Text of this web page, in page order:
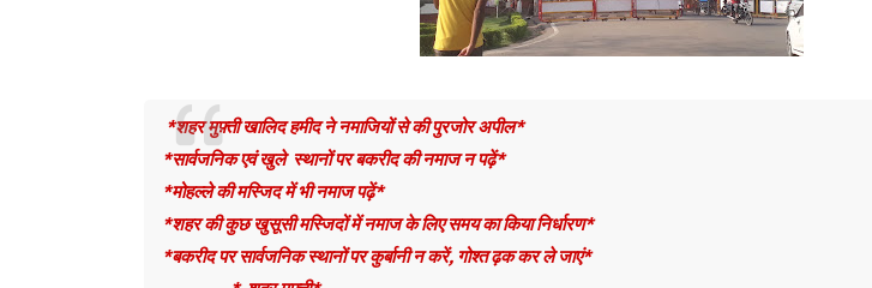
*शहर मुफ़्ती खालिद हमीद ने नमाजियों से की पुरजोर अपील*
*सार्वजनिक एवं खुले स्थानों पर बकरीद की नमाज न पढ़ें*
*मोहल्ले की मस्जिद में भी नमाज पढ़ें*
*शहर की कुछ खुसूसी मस्जिदों में नमाज के लिए समय का किया निर्धारण*
*बकरीद पर सार्वजनिक स्थानों पर कुर्बानी न करें, गोश्त ढ़क कर ले जाएं*